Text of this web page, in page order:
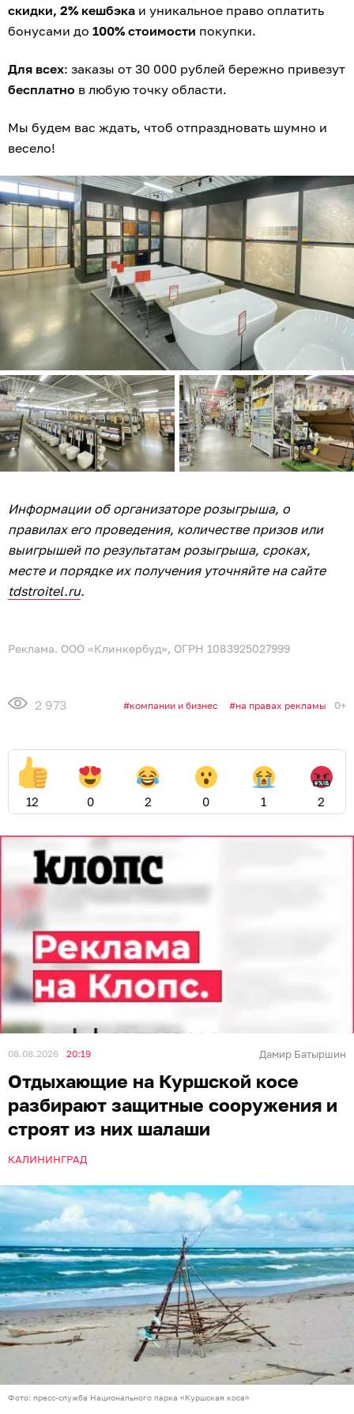
скидки, 2% кешбэка и уникальное право оплатить
бонусами до 100% стоимости покупки.
Для всех: заказы от 30 000 рублей бережно привезут
бесплатно в любую точку области.
Мы будем вас ждать, чтоб отпраздновать шумно и
весело!
Информации об организаторе розыгрыша, о
правилах его проведения, количестве призов или
выигрышей по результатам розыгрыша, сроках,
месте и порядке их получения уточняйте на сайте
tdstroitel.ru.
Реклама. ООО «Клинкербуд», ОГРН 1083925027999
2 973 компании и бизнес на правах рекламы 0+
12 0 2 0 1 2
08.08.2026 20:19 Дамир Батыршин
Отдыхающие на Куршской косе
разбирают защитные сооружения и
строят из них шалаши
КАЛИНИНГРАД
Фото: пресс-служба Национального парка «Куршская коса»